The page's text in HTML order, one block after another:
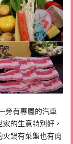
旁有專屬的汽車
的生意特別好，
火鍋有菜盤也有肉